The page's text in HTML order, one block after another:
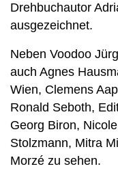
Drehbuchautor
ausgezeichnet.
Neben Voodoo
auch Agnes
Wien, Clemens
Ronald Seboth,
Georg Biron,
Stolzmann, Mitra
Morzé zu sehen.